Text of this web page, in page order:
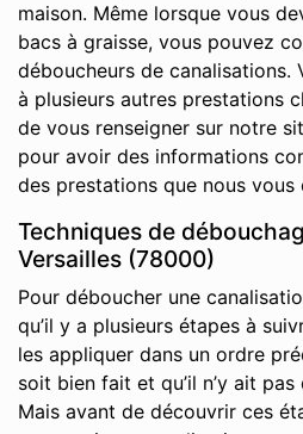
maison. Même lorsque vous
bacs à graisse, vous pouvez
déboucheurs de canalisations.
à plusieurs autres prestations
de vous renseigner sur notre
pour avoir des informations
des prestations que nous vous
Techniques de
Versailles (78000)
Pour déboucher une
qu’il y a plusieurs étapes à
les appliquer dans un ordre
soit bien fait et qu’il n’y ait
Mais avant de découvrir ces